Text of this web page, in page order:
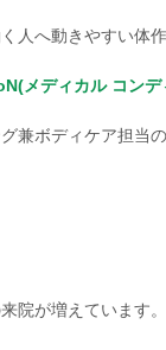
人へ動きやすい体
メディカル コンデ
兼ボディケア担当の
院が増えています。